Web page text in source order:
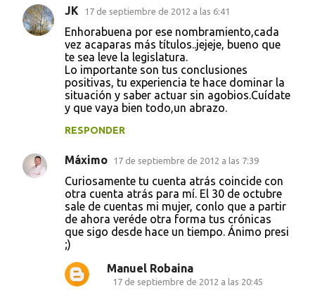
C
r
i
JK 17 de septiembre de 2012 a las 6:41
Enhorabuena por ese nombramiento,cada
vez acaparas más títulos..jejeje, bueno que
te sea leve la legislatura.
Lo importante son tus conclusiones
positivas, tu experiencia te hace dominar la
situación y saber actuar sin agobios.Cuídate
y que vaya bien todo,un abrazo.
RESPONDER
Máximo 17 de septiembre de 2012 a las 7:39
Curiosamente tu cuenta atrás coincide con
otra cuenta atrás para mí. El 30 de octubre
sale de cuentas mi mujer, conlo que a partir
de ahora veréde otra forma tus crónicas
que sigo desde hace un tiempo. Ánimo presi
;)
Manuel Robaina
17 de septiembre de 2012 a las 20:45